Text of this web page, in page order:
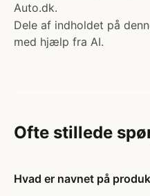
Auto.dk.
Dele af indholdet på
med hjælp fra AI.
Ofte stillede
Hvad er navnet på